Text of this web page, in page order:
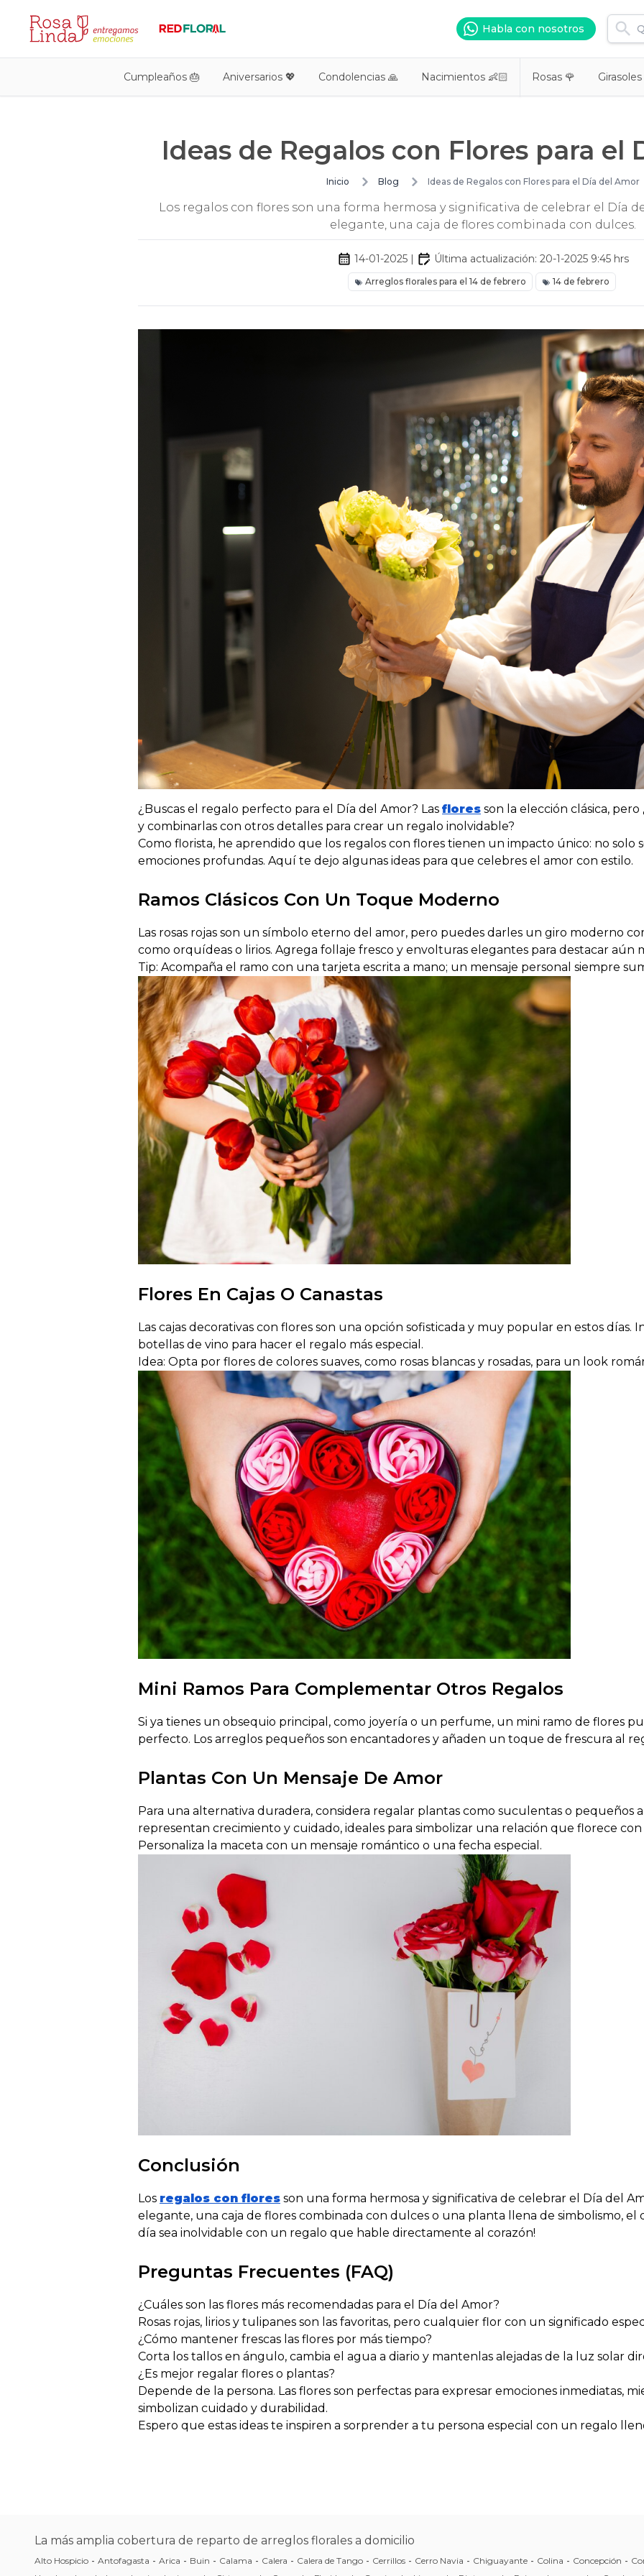
Habla con nosotros
Cumpleaños 🎂 Aniversarios 💖 Condolencias 🙏 Nacimientos 👶🏻 Rosas 🌹 Girasoles
Ideas de Regalos con Flores para el
Inicio Blog Ideas de Regalos con Flores para el Día del Amor
Los regalos con flores son una forma hermosa y significativa de celebrar el Día
elegante, una caja de flores combinada con dulces.
14-01-2025 | Última actualización: 20-1-2025 9:45 hrs
Arreglos florales para el 14 de febrero 14 de febrero
¿ Buscas el regalo perfecto para el Día del Amor? Las flores son la elección clásica,
y combinarlas con otros detalles para crear un regalo inolvidable?
Como florista, he aprendido que los regalos con flores tienen un impacto único: no solo
emociones profundas. Aquí te dejo algunas ideas para que celebres el amor con estilo.
Ramos Clásicos Con Un Toque Moderno
Las rosas rojas son un símbolo eterno del amor, pero puedes darles un giro moderno
como orquídeas o lirios. Agrega follaje fresco y envolturas elegantes para destacar aún
Tip: Acompaña el ramo con una tarjeta escrita a mano; un mensaje personal siempre
Flores En Cajas O Canastas
Las cajas decorativas con flores son una opción sofisticada y muy popular en estos
botellas de vino para hacer el regalo más especial.
Idea: Opta por flores de colores suaves, como rosas blancas y rosadas, para un look
Mini Ramos Para Complementar Otros Regalos
Si ya tienes un obsequio principal, como joyería o un perfume, un mini ramo de flores
perfecto. Los arreglos pequeños son encantadores y añaden un toque de frescura al
Plantas Con Un Mensaje De Amor
Para una alternativa duradera, considera regalar plantas como suculentas o pequeños
representan crecimiento y cuidado, ideales para simbolizar una relación que florece
Personaliza la maceta con un mensaje romántico o una fecha especial.
Conclusión
Los regalos con flores son una forma hermosa y significativa de celebrar el Día del
elegante, una caja de flores combinada con dulces o una planta llena de simbolismo, el
día sea inolvidable con un regalo que hable directamente al corazón!
Preguntas Frecuentes (FAQ)
¿Cuáles son las flores más recomendadas para el Día del Amor?
Rosas rojas, lirios y tulipanes son las favoritas, pero cualquier flor con un significado
¿Cómo mantener frescas las flores por más tiempo?
Corta los tallos en ángulo, cambia el agua a diario y mantenlas alejadas de la luz solar
¿Es mejor regalar flores o plantas?
Depende de la persona. Las flores son perfectas para expresar emociones inmediatas,
simbolizan cuidado y durabilidad.
Espero que estas ideas te inspiren a sorprender a tu persona especial con un regalo
La más amplia cobertura de reparto de arreglos florales a domicilio
Alto Hospicio - Antofagasta - Arica - Buin - Calama - Calera - Calera de Tango - Cerrillos - Cerro Navia - Chiguayante - Colina - Concepción -